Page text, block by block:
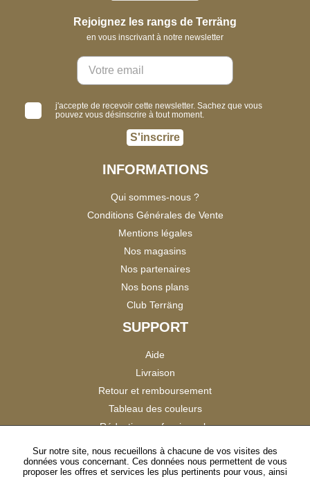
Rejoignez les rangs de Terräng
en vous inscrivant à notre newsletter
j'accepte de recevoir cette newsletter. Sachez que vous
pouvez vous désinscrire à tout moment.
S'inscrire
INFORMATIONS
Qui sommes-nous ?
Conditions Générales de Vente
Mentions légales
Nos magasins
Nos partenaires
Nos bons plans
Club Terräng
SUPPORT
Aide
Livraison
Retour et remboursement
Tableau des couleurs
Réduction professionnels
Satisfaction Clients
Sur notre site, nous recueillons à chacune de vos visites des
données vous concernant. Ces données nous permettent de vous
proposer les offres et services les plus pertinents pour vous, ainsi